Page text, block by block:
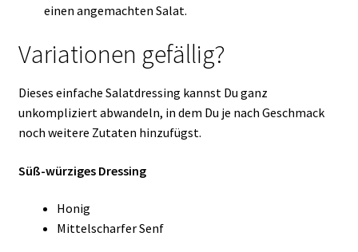
einen angemachten Salat.
Variationen gefällig?
Dieses einfache Salatdressing kannst Du ganz
unkompliziert abwandeln, in dem Du je nach Geschmack
noch weitere Zutaten hinzufügst.
Süß-würziges Dressing
Honig
Mittelscharfer Senf